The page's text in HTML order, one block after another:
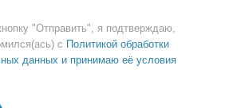
"Отправить", я подтверждаю,
с Политикой обработки
данных и принимаю её условия